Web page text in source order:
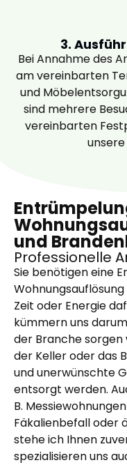
3.
Bei Annahme des
am vereinbarten
und
sind mehrere
vereinbarten
und
Professionelle
Sie benötigen eine
Zeit oder Energie
kümmern uns
der Branche sorgen
der Keller oder das
und unerwünschte
entsorgt werden.
B.
Fäkalienbefall oder
stehe ich Ihnen
spezialisieren uns